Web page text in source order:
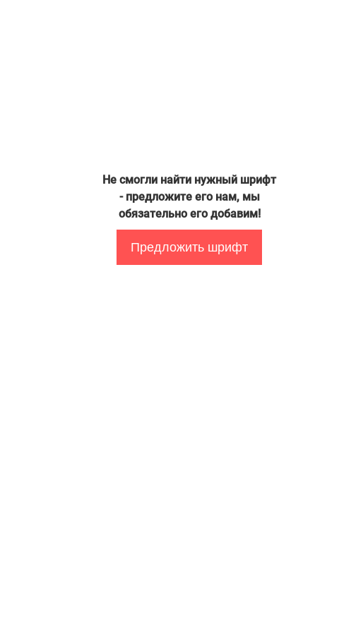
Не смогли найти нужный шрифт
- предложите его нам, мы
обязательно его добавим!
Предложить шрифт